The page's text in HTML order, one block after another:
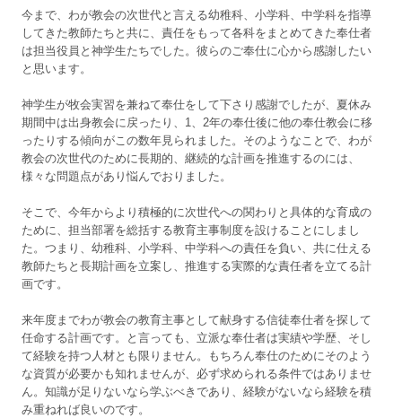
今まで、わが教会の次世代と言える幼稚科、小学科、中学科を指導
してきた教師たちと共に、責任をもって各科をまとめてきた奉仕者
は担当役員と神学生たちでした。彼らのご奉仕に心から感謝したい
と思います。
神学生が牧会実習を兼ねて奉仕をして下さり感謝でしたが、夏休み
期間中は出身教会に戻ったり、1、2年の奉仕後に他の奉仕教会に移
ったりする傾向がこの数年見られました。そのようなことで、わが
教会の次世代のために長期的、継続的な計画を推進するのには、
様々な問題点があり悩んでおりました。
そこで、今年からより積極的に次世代への関わりと具体的な育成の
ために、担当部署を総括する教育主事制度を設けることにしまし
た。つまり、幼稚科、小学科、中学科への責任を負い、共に仕える
教師たちと長期計画を立案し、推進する実際的な責任者を立てる計
画です。
来年度までわが教会の教育主事として献身する信徒奉仕者を探して
任命する計画です。と言っても、立派な奉仕者は実績や学歴、そし
て経験を持つ人材とも限りません。もちろん奉仕のためにそのよう
な資質が必要かも知れませんが、必ず求められる条件ではありませ
ん。知識が足りないなら学ぶべきであり、経験がないなら経験を積
み重ねれば良いのです。